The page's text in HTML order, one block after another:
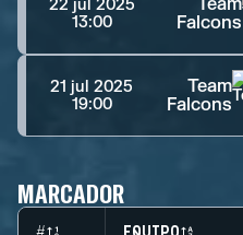
22 jul 2025
13:00
Falcons
21 jul 2025
19:00
Team
Falcons
MARCADOR